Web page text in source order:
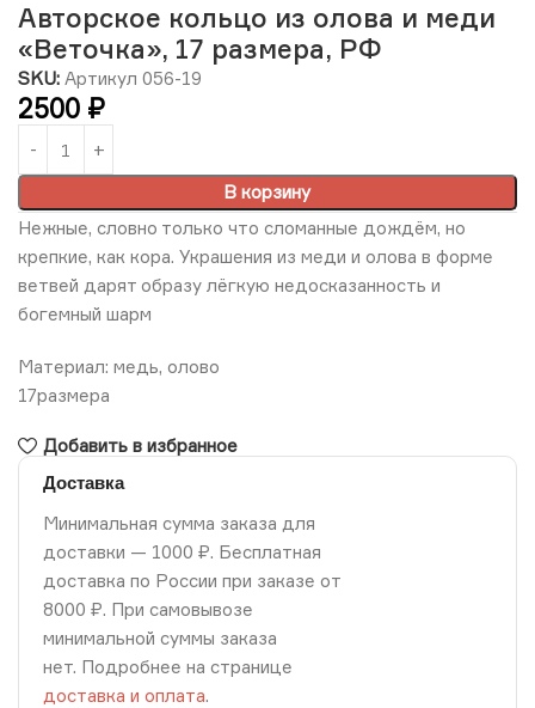
Авторское кольцо из олова и меди
«Веточка», 17 размера, РФ
SKU: Артикул 056-19
2500 ₽
В корзину
Нежные, словно только что сломанные дождём, но
крепкие, как кора. Украшения из меди и олова в форме
ветвей дарят образу лёгкую недосказанность и
богемный шарм
Материал: медь, олово
17размера
Добавить в избранное
Доставка
Минимальная сумма заказа для
доставки — 1000 ₽. Бесплатная
доставка по России при заказе от
8000 ₽. При самовывозе
минимальной суммы заказа
нет. Подробнее на странице
доставка и оплата.